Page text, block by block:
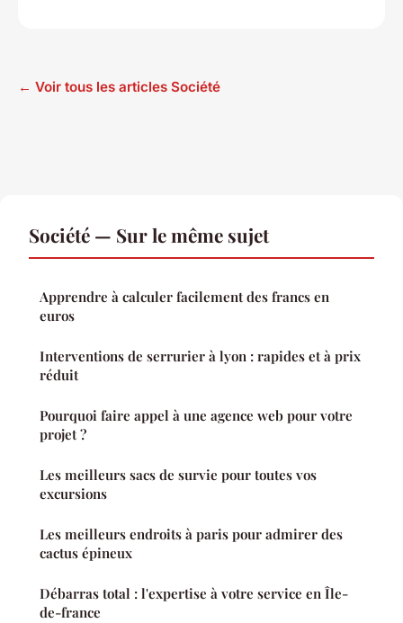
← Voir tous les articles Société
Société — Sur le même sujet
Apprendre à calculer facilement des francs en
euros
Interventions de serrurier à lyon : rapides et à prix
réduit
Pourquoi faire appel à une agence web pour votre
projet ?
Les meilleurs sacs de survie pour toutes vos
excursions
Les meilleurs endroits à paris pour admirer des
cactus épineux
Débarras total : l'expertise à votre service en Île-
de-france